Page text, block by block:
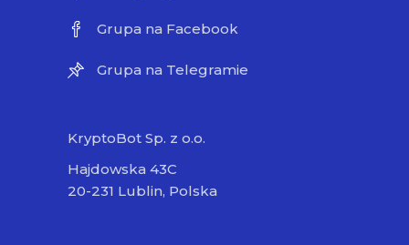
Grupa na Facebook
Grupa na Telegramie
KryptoBot Sp. z o.o.
Hajdowska 43C
20-231 Lublin, Polska